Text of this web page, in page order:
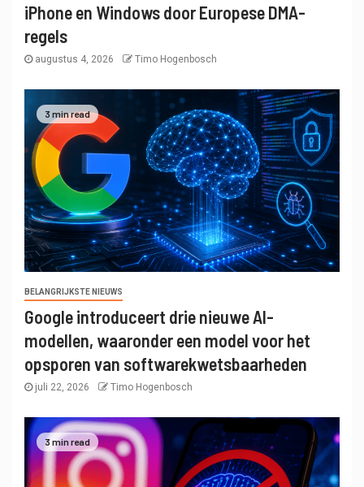
iPhone en Windows door Europese DMA-
regels
augustus 4, 2026 Timo Hogenbosch
3 min read
BELANGRIJKSTE NIEUWS
Google introduceert drie nieuwe AI-
modellen, waaronder een model voor het
opsporen van softwarekwetsbaarheden
juli 22, 2026 Timo Hogenbosch
3 min read